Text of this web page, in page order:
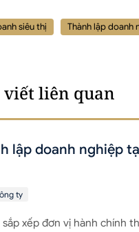
siêu thị Thành lập doanh
viết liên quan
lập doanh nghiệp
ty
xếp đơn vị hành chính